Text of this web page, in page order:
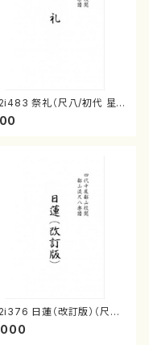
祭礼（尺八/初代 星
山/楽譜）都山流公刊楽譜曲
日蓮（改訂版）（尺八/
道雄/楽譜）都山流公刊楽譜